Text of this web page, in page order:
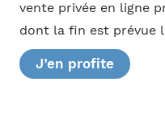
vente privée en ligne
dont la fin est prévue
J’en profite